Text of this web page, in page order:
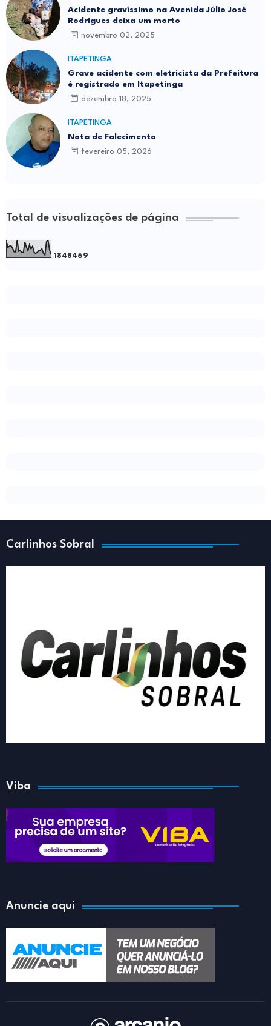
Acidente gravíssimo na Avenida Júlio José
Rodrigues deixa um morto
novembro 02, 2025
ITAPETINGA
Grave acidente com eletricista da Prefeitura
é registrado em Itapetinga
dezembro 18, 2025
ITAPETINGA
Nota de Falecimento
fevereiro 05, 2026
Total de visualizações de página
1 848469
Carlinhos Sobral
Viba
Anuncie aqui